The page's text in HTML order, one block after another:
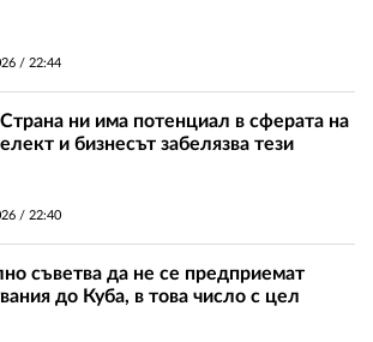
/ 22:44
ни има потенциал в сферата на
и бизнесът забелязва тези
/ 22:40
съветва да не се предприемат
до Куба, в това число с цел